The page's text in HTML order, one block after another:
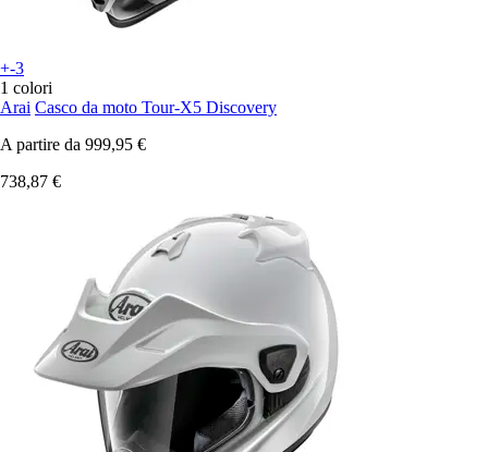
+-3
1 colori
Arai Casco da moto Tour-X5 Discovery
A partire da 999,95 €
738,87 €